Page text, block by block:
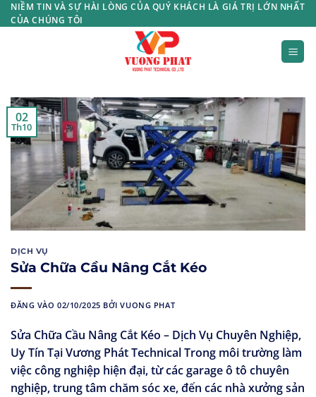
Bỏ
qua
NIỀM TIN VÀ SỰ HÀI LÒNG CỦA QUÝ KHÁCH LÀ GIÁ TRỊ LỚN NHẤT
CỦA CHÚNG TÔI
02
Th10
DỊCH VỤ
Sửa Chữa Cầu Nâng Cắt Kéo
ĐĂNG VÀO02/10/2025 BỞIVUONG PHAT
Sửa Chữa Cầu Nâng Cắt Kéo – Dịch Vụ Chuyên Nghiệp,
Uy Tín Tại Vương Phát Technical Trong môi trường làm
việc công nghiệp hiện đại, từ các garage ô tô chuyên
nghiệp, trung tâm chăm sóc xe, đến các nhà xưởng sản